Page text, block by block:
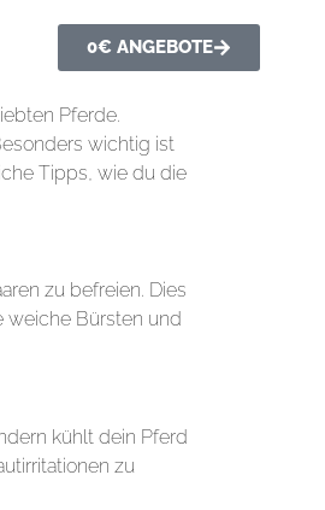
0€ ANGEBOTE
Pferde.
wichtig ist
Tipps, wie du die
zu befreien. Dies
weiche Bürsten und
kühlt dein Pferd
zu